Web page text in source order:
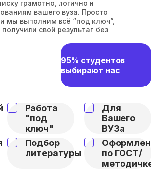
грамотно, логично и
вашего вуза. Просто
мы выполним всё “под ключ”,
свой результат без
95% студентов
выбирают нас
Работа
"под
ключ"
Для
Вашего
ВУЗа
Подбор
литературы
по ГОСТ/